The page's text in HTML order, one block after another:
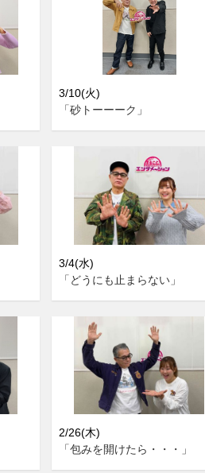
3/10(火)
「砂トーーーク」
3/4(水)
「どうにも止まらない」
2/26(木)
「包みを開けたら・・・」